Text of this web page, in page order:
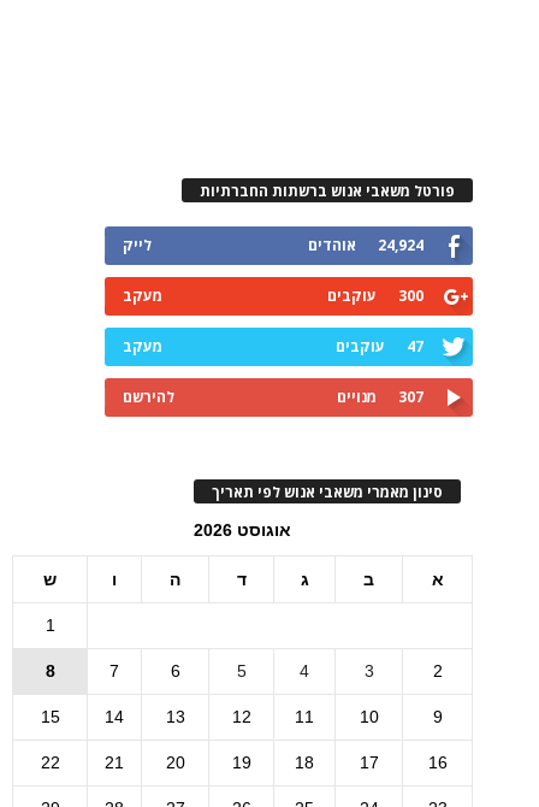
פורטל משאבי אנוש ברשתות החברתיות
24,924 אוהדים לייק
300 עוקבים מעקב
47 עוקבים מעקב
307 מנויים להירשם
סינון מאמרי משאבי אנוש לפי תאריך
אוגוסט 2026
א ב ג ד ה ו ש
1
2
3
4
5
6
7
8
9
10
11
12
13
14
15
16
17
18
19
20
21
22